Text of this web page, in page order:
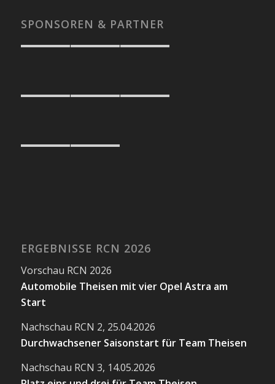
SPONSOREN & PARTNER
ERGEBNISSE RCN 2026
Vorschau RCN 2026
Automobile Theisen mit vier Opel Astra am
Start
Nachschau RCN 2, 25.04.2026
Durchwachsener Saisonstart für Team Theisen
Nachschau RCN 3, 14.05.2026